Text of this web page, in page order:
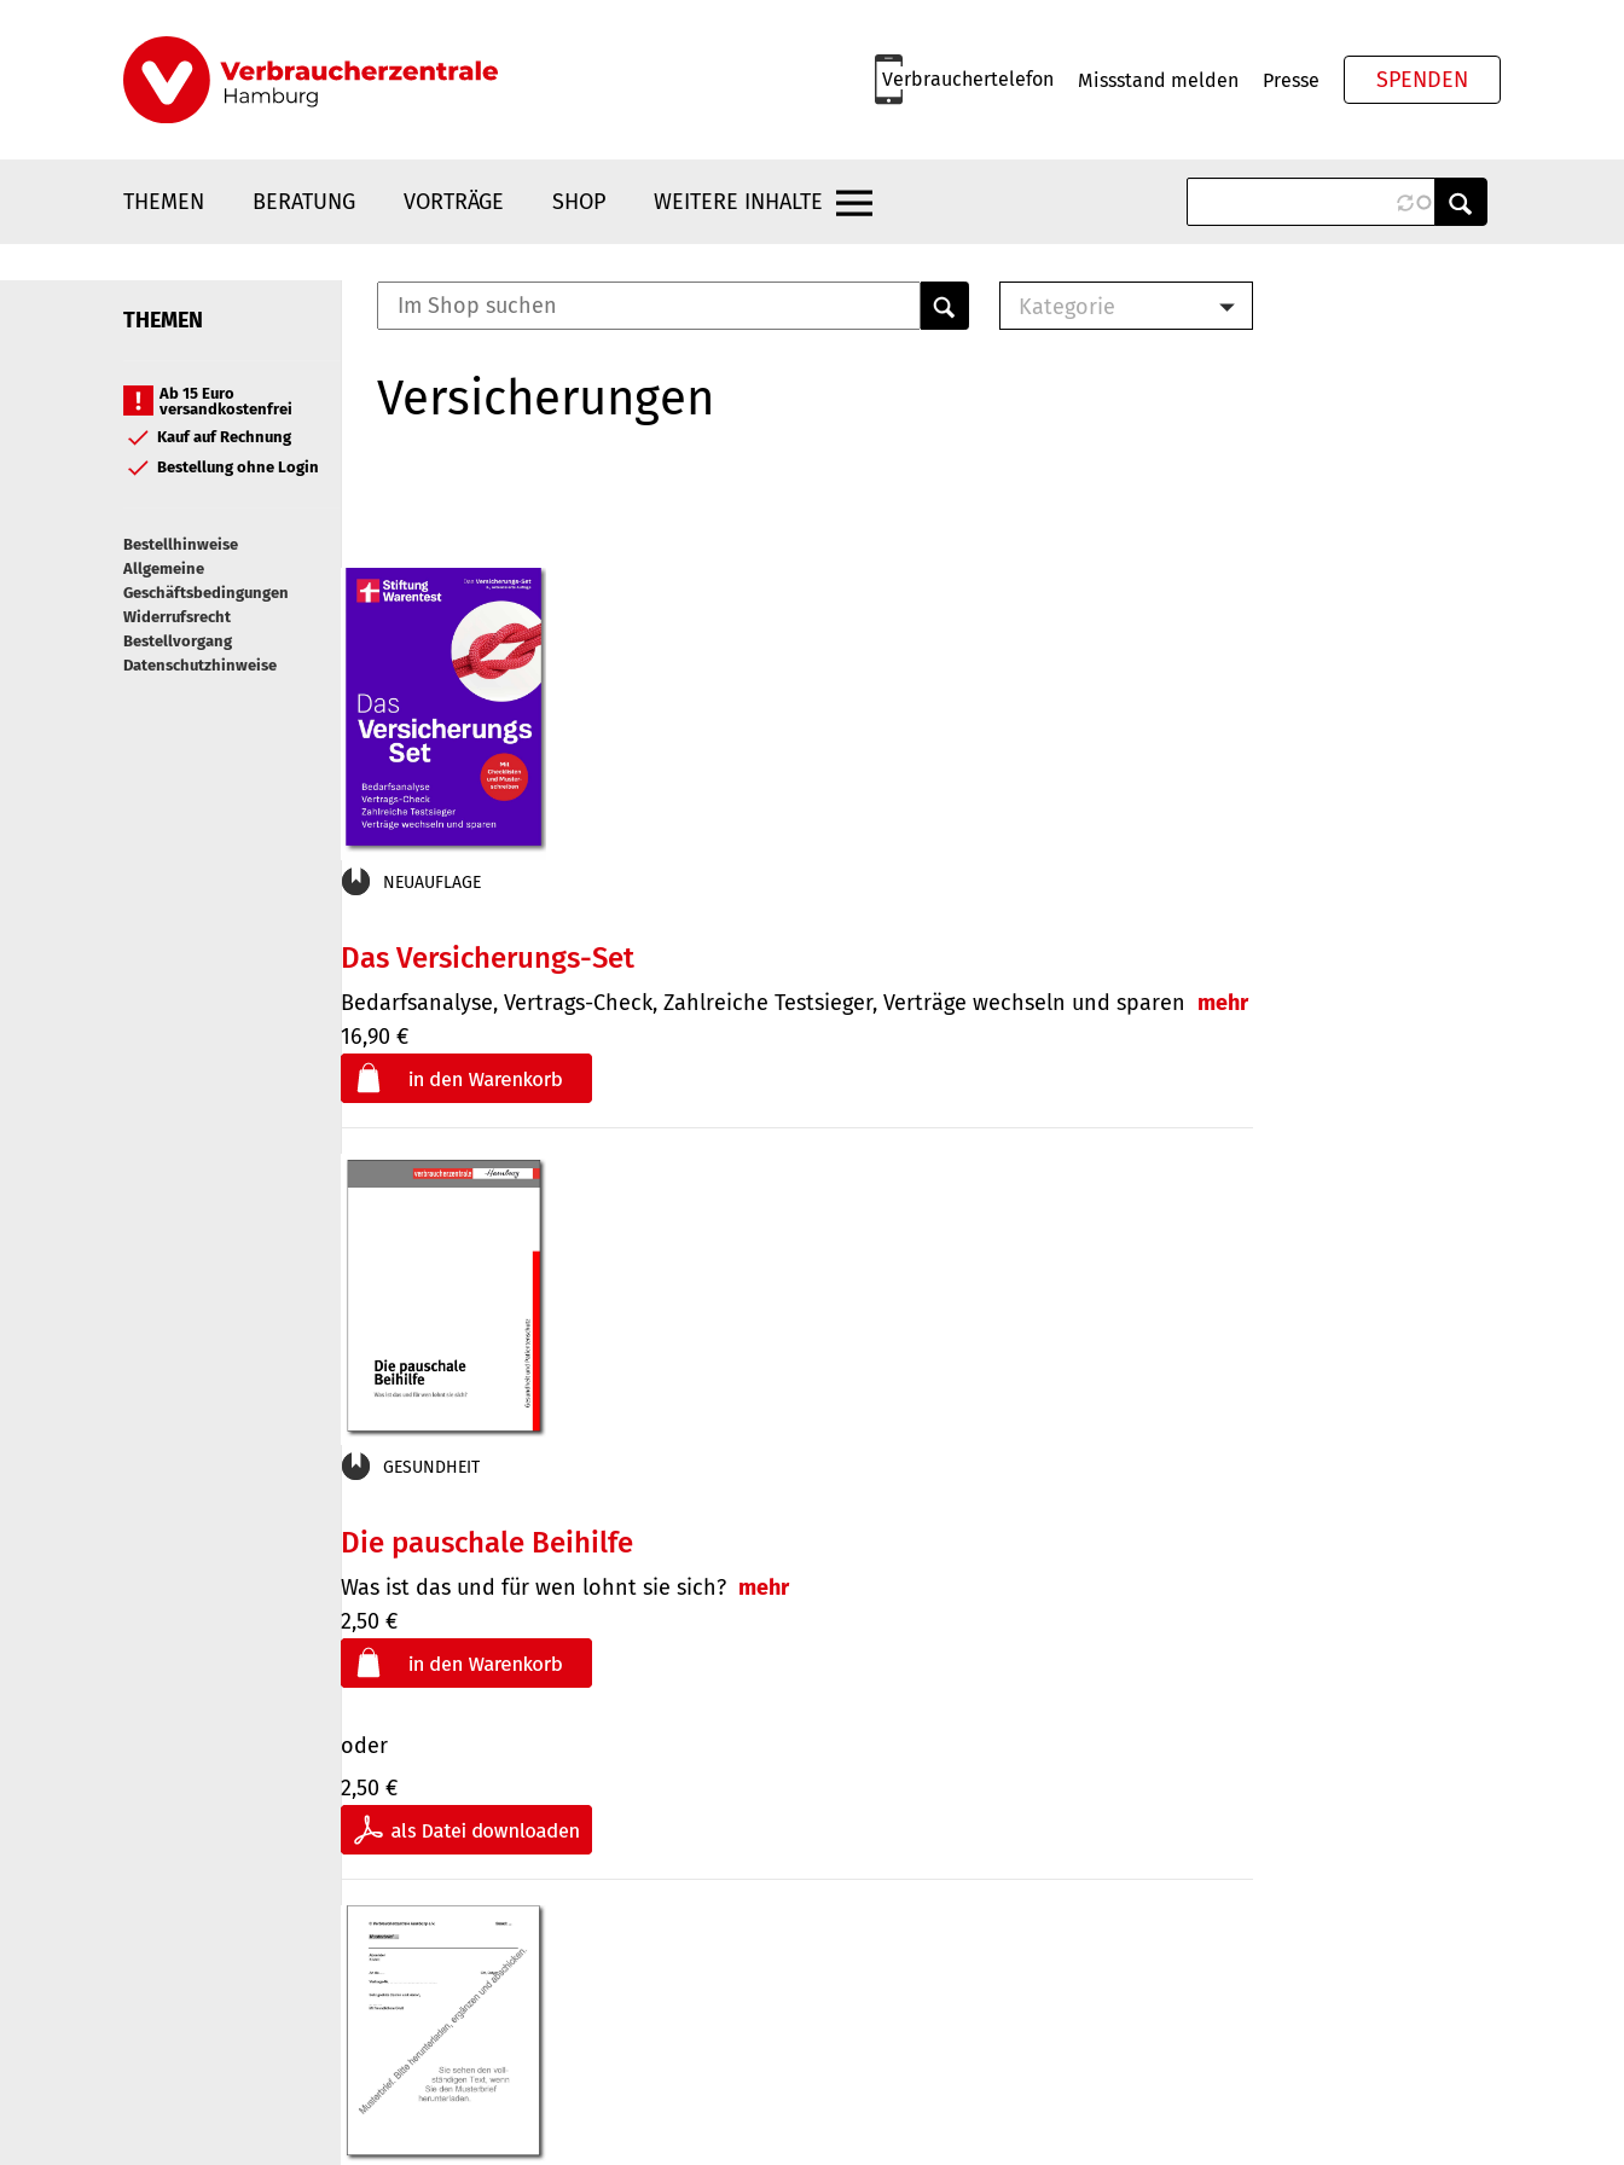
Verbrauchertelefon Missstand melden Presse SPENDEN
THEMEN BERATUNG VORTRÄGE SHOP WEITERE INHALTE
Elemente
THEMEN
Ab 15 Euro
versandkostenfrei
Kauf auf Rechnung
Bestellung ohne Login
Bestellhinweise
Allgemeine
Geschäftsbedingungen
Widerrufsrecht
Bestellvorgang
Datenschutzhinweise
Kategorie
Versicherungen
NEUAUFLAGE
Das Versicherungs-Set
Bedarfsanalyse, Vertrags-Check, Zahlreiche Testsieger, Verträge wechseln und sparen mehr
16,90 €
oder
GESUNDHEIT
Die pauschale Beihilfe
Was ist das und für wen lohnt sie sich? mehr
2,50 €
oder
2,50 €